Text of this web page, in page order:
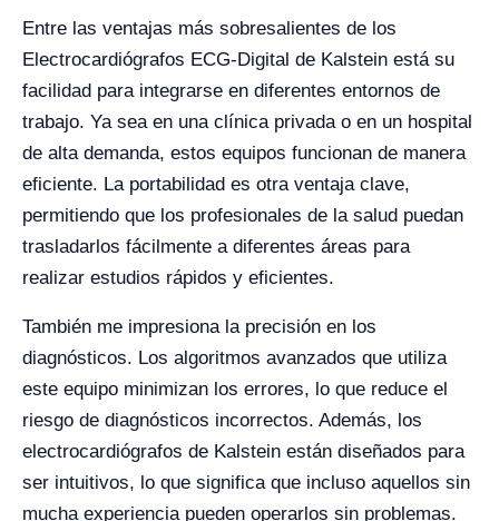
Entre las ventajas más sobresalientes de los
Electrocardiógrafos ECG-Digital de Kalstein está su
facilidad para integrarse en diferentes entornos de
trabajo. Ya sea en una clínica privada o en un hospital
de alta demanda, estos equipos funcionan de manera
eficiente. La portabilidad es otra ventaja clave,
permitiendo que los profesionales de la salud puedan
trasladarlos fácilmente a diferentes áreas para
realizar estudios rápidos y eficientes.
También me impresiona la precisión en los
diagnósticos. Los algoritmos avanzados que utiliza
este equipo minimizan los errores, lo que reduce el
riesgo de diagnósticos incorrectos. Además, los
electrocardiógrafos de Kalstein están diseñados para
ser intuitivos, lo que significa que incluso aquellos sin
mucha experiencia pueden operarlos sin problemas.